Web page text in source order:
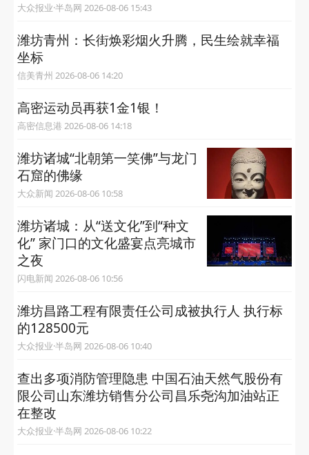
大众报业·半岛网 2026-08-06 15:43
潍坊青州：长街焕彩烟火升腾，民生绘就幸福
坐标
信美青州 2026-08-06 14:20
高密运动员再获1金1银！
高密信息港 2026-08-06 14:18
潍坊诸城“‌北朝第一笑佛‌”与龙门
石窟的佛缘
大众新闻 2026-08-06 10:58
潍坊诸城：从“送文化”到“种文
化” 家门口的文化盛宴点亮城市
之夜
闪电新闻 2026-08-06 10:56
潍坊昌路工程有限责任公司成被执行人 执行标
的128500元
大众报业·半岛网 2026-08-06 10:40
查出多项消防管理隐患 中国石油天然气股份有
限公司山东潍坊销售分公司昌乐尧沟加油站正
在整改
大众报业·半岛网 2026-08-06 10:22